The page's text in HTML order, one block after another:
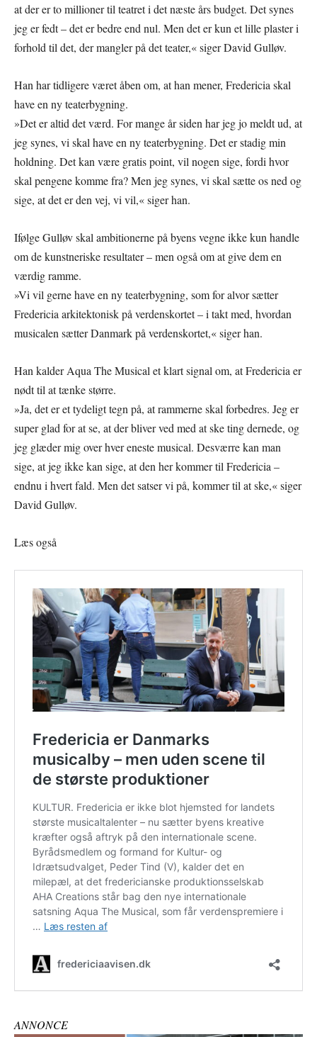
at der er to millioner til teatret i det næste års budget. Det synes
jeg er fedt – det er bedre end nul. Men det er kun et lille plaster i
forhold til det, der mangler på det teater,« siger David Gulløv.
Han har tidligere været åben om, at han mener, Fredericia skal
have en ny teaterbygning.
»Det er altid det værd. For mange år siden har jeg jo meldt ud, at
jeg synes, vi skal have en ny teaterbygning. Det er stadig min
holdning. Det kan være gratis point, vil nogen sige, fordi hvor
skal pengene komme fra? Men jeg synes, vi skal sætte os ned og
sige, at det er den vej, vi vil,« siger han.
Ifølge Gulløv skal ambitionerne på byens vegne ikke kun handle
om de kunstneriske resultater – men også om at give dem en
værdig ramme.
»Vi vil gerne have en ny teaterbygning, som for alvor sætter
Fredericia arkitektonisk på verdenskortet – i takt med, hvordan
musicalen sætter Danmark på verdenskortet,« siger han.
Han kalder Aqua The Musical et klart signal om, at Fredericia er
nødt til at tænke større.
»Ja, det er et tydeligt tegn på, at rammerne skal forbedres. Jeg er
super glad for at se, at der bliver ved med at ske ting dernede, og
jeg glæder mig over hver eneste musical. Desværre kan man
sige, at jeg ikke kan sige, at den her kommer til Fredericia –
endnu i hvert fald. Men det satser vi på, kommer til at ske,« siger
David Gulløv.
Læs også
ANNONCE